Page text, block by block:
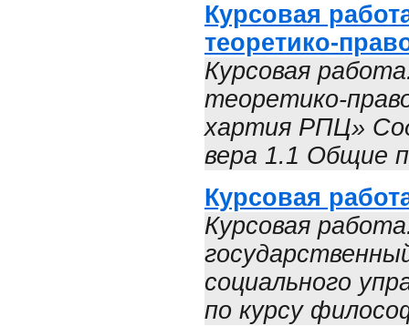
Курсовая
теоретико-
Курсовая
теоретико-
хартия РПЦ»
вера 1.1 Общие
Курсовая
Курсовая
социального
по курсу